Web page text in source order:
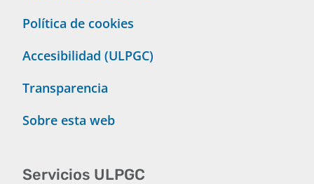
Política de cookies
Accesibilidad (ULPGC)
Transparencia
Sobre esta web
Servicios ULPGC